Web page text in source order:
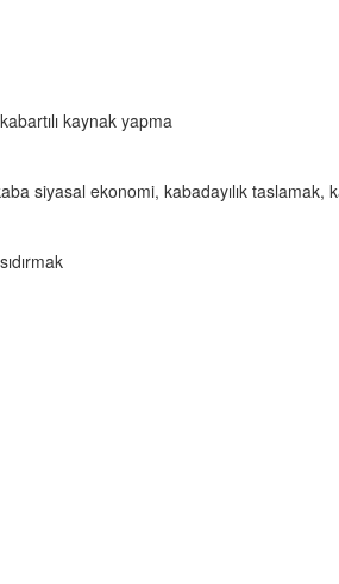
kaynak yapma
siyasal ekonomi, kabadayılık taslamak,